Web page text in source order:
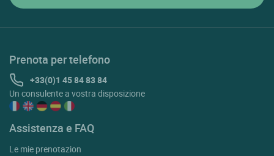
Prenota per telefono
+33(0)1 45 84 83 84
Un consulente a vostra disposizione
Assistenza e FAQ
Le mie prenotazion